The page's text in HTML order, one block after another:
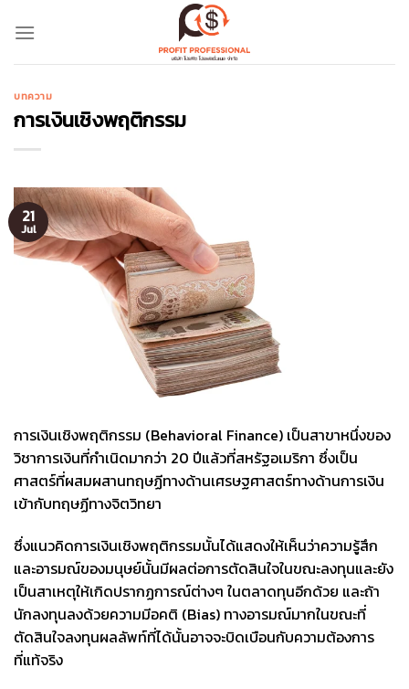
บทความ
การเงินเชิงพฤติกรรม
21
Jul
การเงินเชิงพฤติกรรม (Behavioral Finance) เป็นสาขาหนึ่งของ
วิชาการเงินที่กำเนิดมากว่า 20 ปีแล้วที่สหรัฐอเมริกา ซึ่งเป็น
ศาสตร์ที่ผสมผสานทฤษฏีทางด้านเศรษฐศาสตร์ทางด้านการเงิน
เข้ากับทฤษฏีทางจิตวิทยา
ซึ่งแนวคิดการเงินเชิงพฤติกรรมนั้นได้แสดงให้เห็นว่าความรู้สึก
และอารมณ์ของมนุษย์นั้นมีผลต่อการตัดสินใจในขณะลงทุนและยัง
เป็นสาเหตุให้เกิดปรากฏการณ์ต่างๆ ในตลาดทุนอีกด้วย และถ้า
นักลงทุนลงด้วยความมีอคติ (Bias) ทางอารมณ์มากในขณะที่
ตัดสินใจลงทุนผลลัพท์ที่ได้นั้นอาจจะบิดเบือนกับความต้องการ
ที่แท้จริง